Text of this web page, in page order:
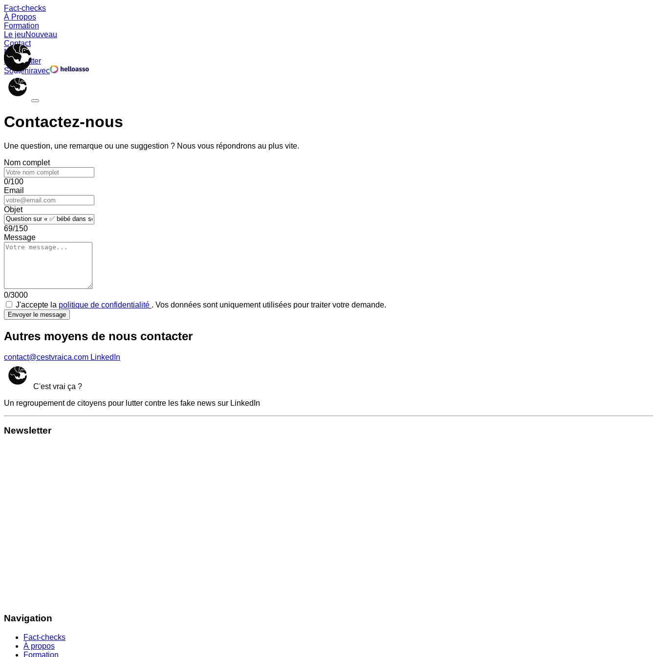
Fact-checks
À Propos
Formation
Le jeuNouveau
Contact
Memes
Newsletter
Souteniravec
Contactez-nous
Une question, une remarque ou une suggestion ? Nous vous répondrons au plus vite.
Nom complet
0/100
Email
Objet
69/150
Message
0/3000
J'accepte la politique de confidentialité . Vos données sont uniquement utilisées pour traiter votre demande.
Envoyer le message
Autres moyens de nous contacter
contact@cestvraica.com LinkedIn
C'est vrai ça ?
Un regroupement de citoyens pour lutter contre les fake news sur LinkedIn
Newsletter
Navigation
Fact-checks
À propos
Formation